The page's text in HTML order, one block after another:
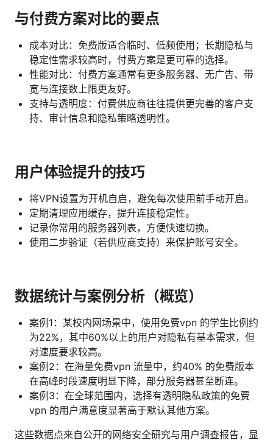
与付费方案对比的要点
成本对比：免费版适合临时、低频使用；长期隐私与
稳定性需求较高时，付费方案是更可靠的选择。
性能对比：付费方案通常有更多服务器、无广告、带
宽与连接数上限更友好。
支持与透明度：付费供应商往往提供更完善的客户支
持、审计信息和隐私策略透明性。
用户体验提升的技巧
将VPN设置为开机自启，避免每次使用前手动开启。
定期清理应用缓存，提升连接稳定性。
记录你常用的服务器列表，方便快速切换。
使用二步验证（若供应商支持）来保护账号安全。
数据统计与案例分析（概览）
案例1：某校内网场景中，使用免费vpn 的学生比例约
为22%，其中60%以上的用户对隐私有基本需求，但
对速度要求较高。
案例2：在海量免费vpn 流量中，约40% 的免费版本
在高峰时段速度明显下降，部分服务器甚至断连。
案例3：在全球范围内，选择有透明隐私政策的免费
vpn 的用户满意度显著高于默认其他方案。
这些数据点来自公开的网络安全研究与用户调查报告，显